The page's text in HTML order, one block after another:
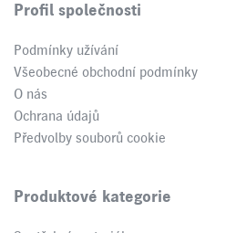
Profil společnosti
Podmínky užívání
Všeobecné obchodní podmínky
O nás
Ochrana údajů
Předvolby souborů cookie
Produktové kategorie